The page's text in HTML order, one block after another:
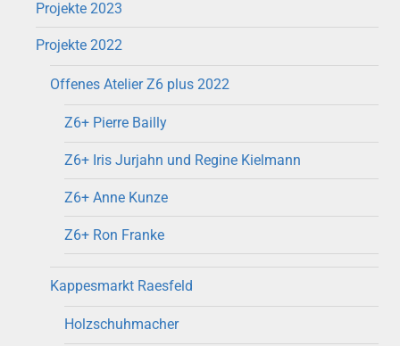
Projekte 2023
Projekte 2022
Offenes Atelier Z6 plus 2022
Z6+ Pierre Bailly
Z6+ Iris Jurjahn und Regine Kielmann
Z6+ Anne Kunze
Z6+ Ron Franke
Kappesmarkt Raesfeld
Holzschuhmacher